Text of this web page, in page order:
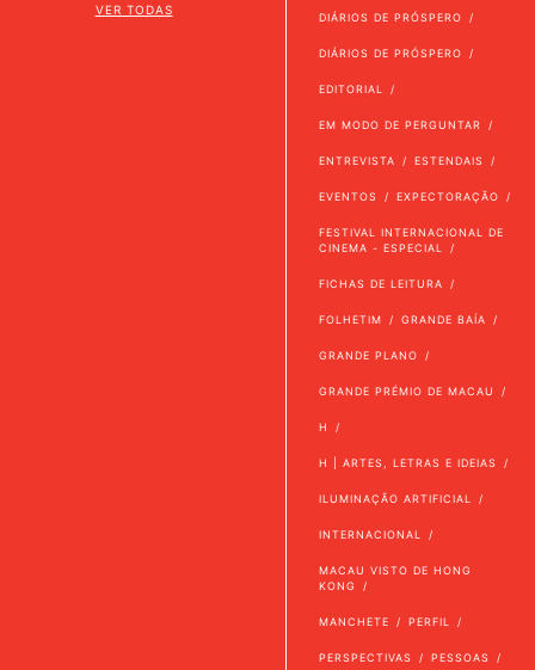
VER TODAS
DIÁRIOS DE PRÓSPERO
DIÁRIOS DE PRÓSPERO
EDITORIAL
EM MODO DE PERGUNTAR
ENTREVISTA ESTENDAIS
EVENTOS EXPECTORAÇÃO
FESTIVAL INTERNACIONAL DE
CINEMA - ESPECIAL
FICHAS DE LEITURA
FOLHETIM GRANDE BAÍA
GRANDE PLANO
GRANDE PRÉMIO DE MACAU
H
H | ARTES, LETRAS E IDEIAS
ILUMINAÇÃO ARTIFICIAL
INTERNACIONAL
MACAU VISTO DE HONG
KONG
MANCHETE PERFIL
PERSPECTIVAS PESSOAS